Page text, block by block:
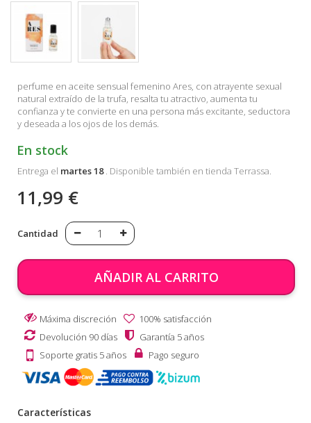
perfume en aceite sensual femenino Ares, con atrayente sexual
natural extraído de la trufa, resalta tu atractivo, aumenta tu
confianza y te convierte en una persona más excitante, seductora
y deseada a los ojos de los demás.
En stock
Entrega el martes 18 . Disponible también en tienda Terrassa.
11,99 €
Cantidad
AÑADIR AL CARRITO
Máxima discreción
100% satisfacción
Devolución 90 días
Garantía 5 años
Soporte gratis 5 años
Pago seguro
Características